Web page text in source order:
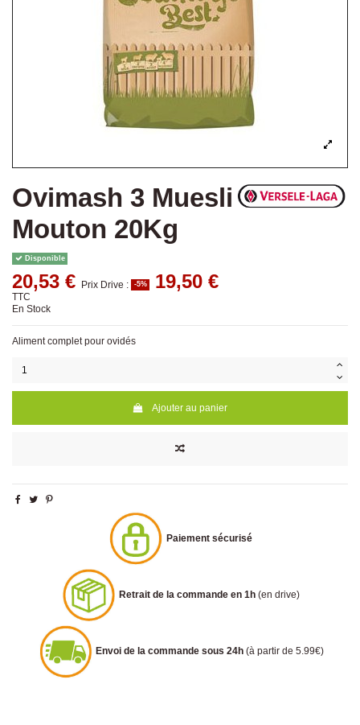
Ovimash 3 Muesli
Mouton 20Kg
Disponible
20,53 € Prix Drive : -5% 19,50 €
TTC
En Stock
Aliment complet pour ovidés
Ajouter au panier
Paiement sécurisé
Retrait de la commande en 1h (en drive)
Envoi de la commande sous 24h (à partir de 5.99€)